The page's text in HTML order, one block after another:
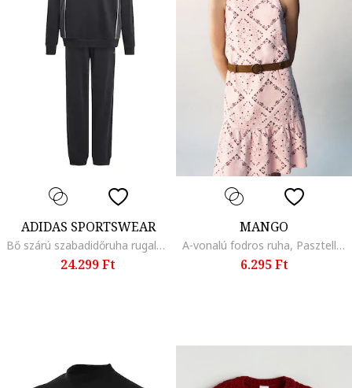
ADIDAS SPORTSWEAR
Bő szárú szabadidőruha rugalmas derékrésszel, Fehér/Antracitszürke
24.299 Ft
MANGO
A-vonalú fodros ruha, Pasztellrózsaszín
6.295 Ft